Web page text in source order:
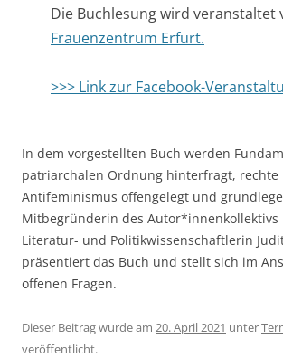
Die Buchlesung wird veranstaltet
Frauenzentrum Erfurt.
>>> Link zur Facebook-
In dem vorgestellten Buch werden
patriarchalen Ordnung hinterfragt, rechte
Antifeminismus offengelegt und
Mitbegründerin des Autor*innenkollektivs
Literatur- und Politikwissenschaftlerin
präsentiert das Buch und stellt sich im
offenen Fragen.
Dieser Beitrag wurde am 20. April 2021 unter
veröffentlicht.